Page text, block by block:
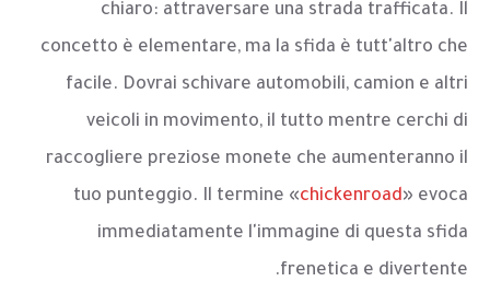
chiaro: attraversare una strada trafficata. Il
concetto è elementare, ma la sfida è tutt'altro che
facile. Dovrai schivare automobili, camion e altri
veicoli in movimento, il tutto mentre cerchi di
raccogliere preziose monete che aumenteranno il
tuo punteggio. Il termine «chickenroad» evoca
immediatamente l'immagine di questa sfida
frenetica e divertente.